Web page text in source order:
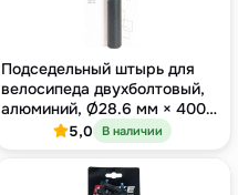
Подседельный штырь для
велосипеда двухболтовый,
алюминий, Ø28.6 мм × 400
мм, оффсет 15 мм
5,0 В наличии